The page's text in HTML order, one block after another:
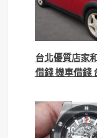
台北優質店家
借錢 機車借錢